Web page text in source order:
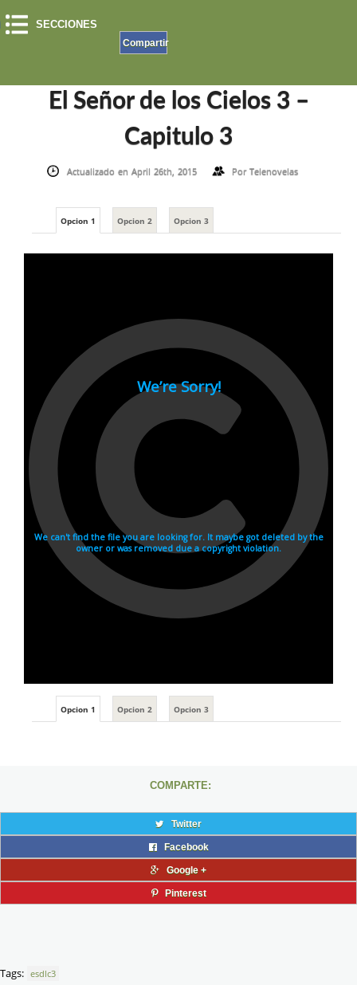
SECCIONES
Compartir
EL SEÑOR DE LOS CIELOS»EL SEÑOR DE LOS CIELOS 3 – CAPITULO 3
El Señor de los Cielos 3 –
Capitulo 3
Actualizado en April 26th, 2015 PorTelenovelas
Opcion 1 Opcion 2 Opcion 3
Opcion 1 Opcion 2 Opcion 3
COMPARTE:
Twitter
Facebook
Google +
Pinterest
Tags: esdlc3